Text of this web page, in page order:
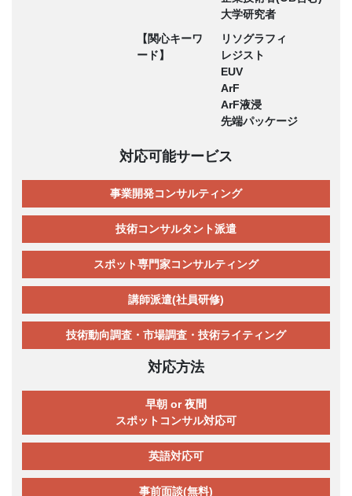
大学研究者
【関心キーワ
ード】
リソグラフィ
レジスト
EUV
ArF
ArF液浸
先端パッケージ
対応可能サービス
事業開発コンサルティング
技術コンサルタント派遣
スポット専門家コンサルティング
講師派遣(社員研修)
技術動向調査・市場調査・技術ライティング
対応方法
早朝 or 夜間
スポットコンサル対応可
英語対応可
事前面談(無料)